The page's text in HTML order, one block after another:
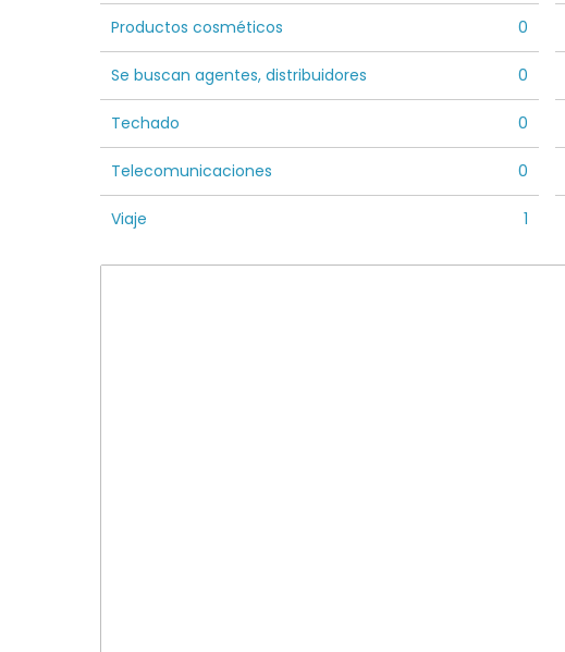
Productos cosméticos 0
Se buscan agentes, distribuidores 0
Techado 0
Telecomunicaciones 0
Viaje 1